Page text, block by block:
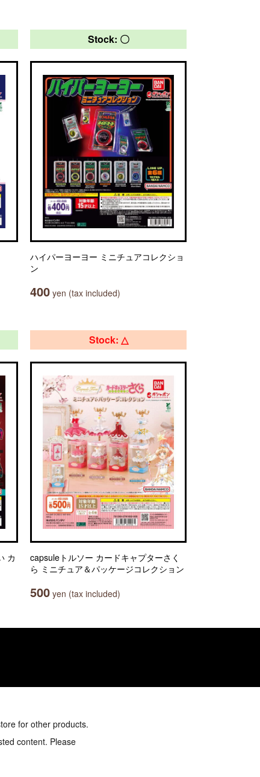
Stock: 〇
ハイパーヨーヨー ミニチュアコレクショ
ン
400 yen (tax included)
カ
Stock: △
capsuleトルソー カードキャプターさく
ら ミニチュア＆パッケージコレクション
500 yen (tax included)
for other products.
content. Please